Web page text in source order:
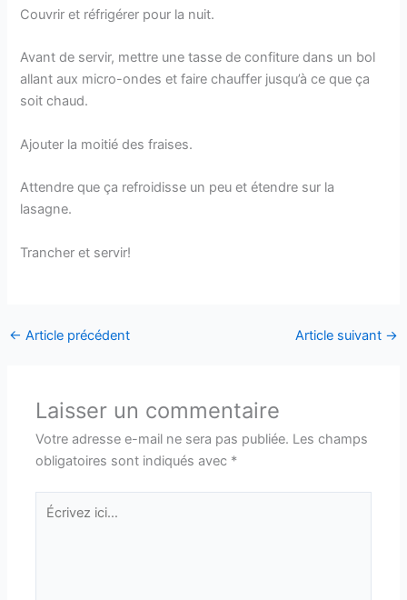
Couvrir et réfrigérer pour la nuit.
Avant de servir, mettre une tasse de confiture dans un bol
allant aux micro-ondes et faire chauffer jusqu’à ce que ça
soit chaud.
Ajouter la moitié des fraises.
Attendre que ça refroidisse un peu et étendre sur la
lasagne.
Trancher et servir!
← Article précédent Article suivant →
Laisser un commentaire
Votre adresse e-mail ne sera pas publiée. Les champs
obligatoires sont indiqués avec *
Écrivez